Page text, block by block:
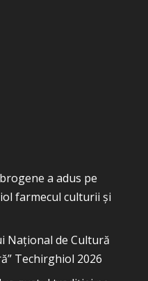
a adus pe
farmecul culturii și
Național de Cultură
Techirghiol 2026